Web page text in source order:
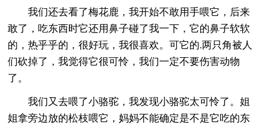
我们还去看了梅花鹿，我开始不敢用手喂它，后来
敢了，吃东西时它还用鼻子碰了我一下，它的鼻子软软
的，热乎乎的，很好玩，我很喜欢。可它的.两只角被人
们砍掉了，我觉得它很可怜，我们一定不要伤害动物
了。
我们又去喂了小骆驼，我发现小骆驼太可怜了。姐
姐拿旁边放的松枝喂它，妈妈不能确定是不是它吃的东